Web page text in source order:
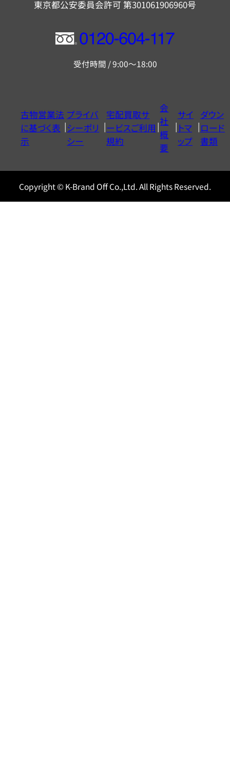
東京都公安委員会許可 第301061906960号
フ
ー
ヤ
ル
0120604117
受付時間 / 9:00～18:00
古物営業法
に基づく表
示
プライバ
シーポリ
シー
宅配買取サ
ービスご利用
規約
会
社
概
要
サイ
トマ
ップ
ダウン
ロード
書類
Copyright © K-Brand Off Co.,Ltd. All Rights Reserved.